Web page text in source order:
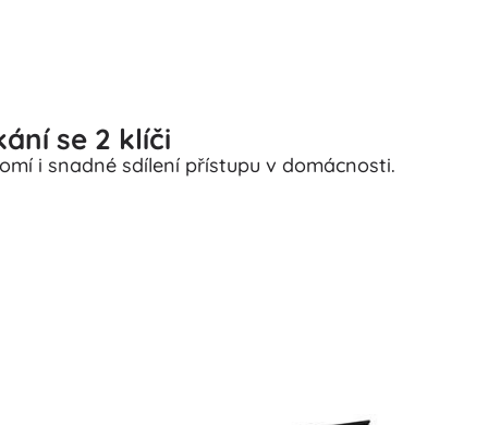
se 2 klíči
i snadné sdílení přístupu v domácnosti.